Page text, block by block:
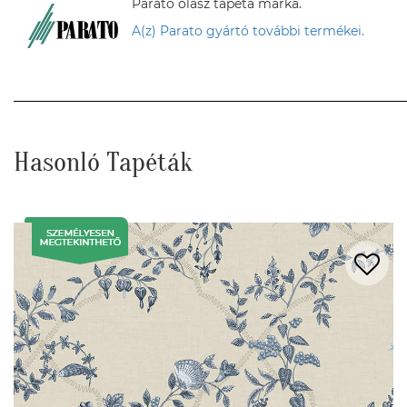
Parato olasz tapéta márka.
A(z) Parato gyártó további termékei.
Hasonló Tapéták